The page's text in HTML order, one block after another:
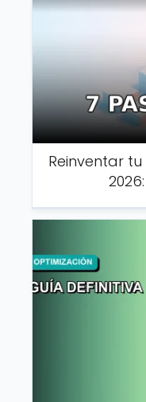
Reinventar